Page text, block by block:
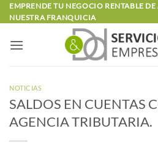
Saltar
al
EMPRENDE TU NEGOCIO RENTABLE
NUESTRA FRANQUICIA
NOTICIAS
SALDOS EN CUENTAS
AGENCIA TRIBUTARIA.